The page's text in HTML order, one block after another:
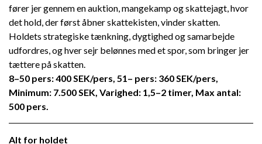
fører jer gennem en auktion, mangekamp og skattejagt, hvor
det hold, der først åbner skattekisten, vinder skatten.
Holdets strategiske tænkning, dygtighed og samarbejde
udfordres, og hver sejr belønnes med et spor, som bringer jer
tættere på skatten.
8–50 pers: 400 SEK/pers, 51– pers: 360 SEK/pers,
Minimum: 7.500 SEK, Varighed: 1,5–2 timer, Max antal:
500 pers.
Alt for holdet